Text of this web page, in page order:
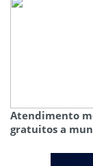
Atendimento
gratuitos a